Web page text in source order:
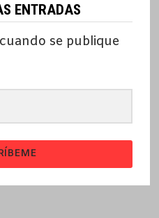
ENTRADAS
se publique